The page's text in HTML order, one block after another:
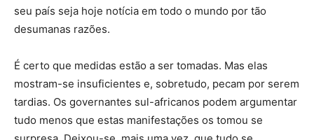
seu país seja hoje notícia em todo o mundo por tão
desumanas razões.
É certo que medidas estão a ser tomadas. Mas elas
mostram-se insuficientes e, sobretudo, pecam por serem
tardias. Os governantes sul-africanos podem argumentar
tudo menos que estas manifestações os tomou se